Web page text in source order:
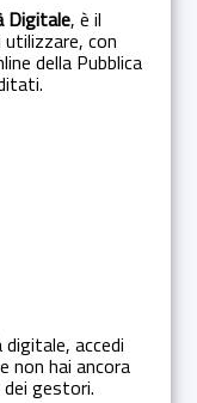
Digitale, è il
con
della Pubblica
accedi
non hai ancora
gestori.